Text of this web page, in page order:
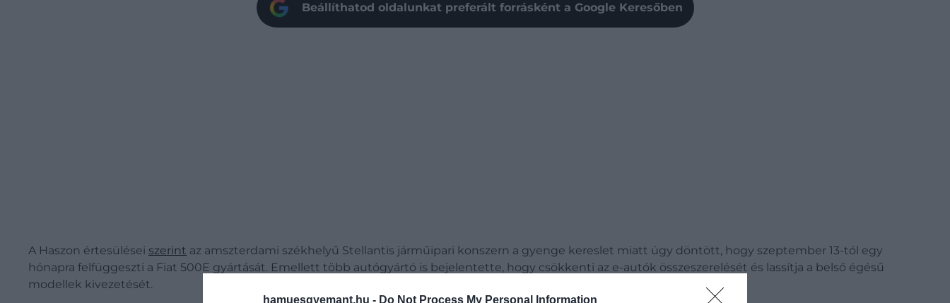
hamuesgyemant.hu - Do Not Process My Personal Information
Beállíthatod oldalunkat preferált forrásként a Google Keresőben
A Haszon értesülései szerint az amszterdami székhelyű Stellantis járműipari konszern a gyenge kereslet miatt úgy döntött, hogy szeptember 13-tól egy
hónapra felfüggeszti a Fiat 500E gyártását. Emellett több autógyártó is bejelentette, hogy csökkenti az e-autók összeszerelését és lassítja a belső égésű
modellek kivezetését.